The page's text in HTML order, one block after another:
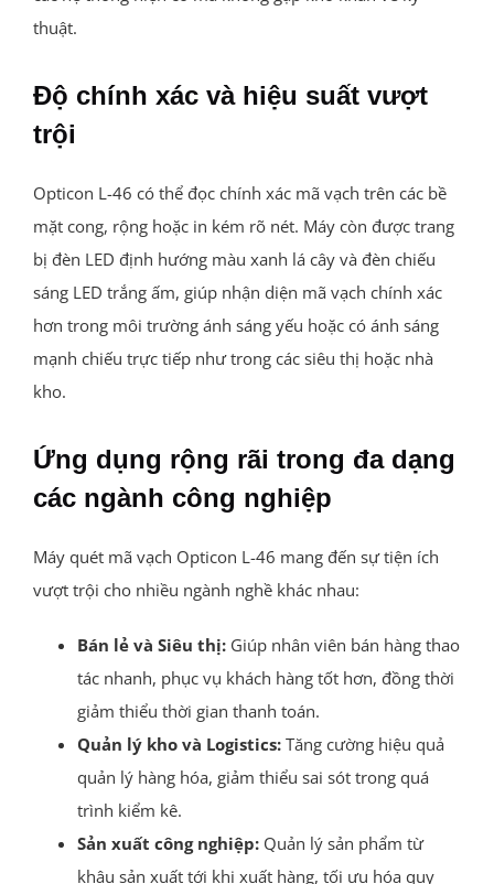
thuật.
Độ chính xác và hiệu suất vượt
trội
Opticon L-46 có thể đọc chính xác mã vạch trên các bề
mặt cong, rộng hoặc in kém rõ nét. Máy còn được trang
bị đèn LED định hướng màu xanh lá cây và đèn chiếu
sáng LED trắng ấm, giúp nhận diện mã vạch chính xác
hơn trong môi trường ánh sáng yếu hoặc có ánh sáng
mạnh chiếu trực tiếp như trong các siêu thị hoặc nhà
kho.
Ứng dụng rộng rãi trong đa dạng
các ngành công nghiệp
Máy quét mã vạch Opticon L-46 mang đến sự tiện ích
vượt trội cho nhiều ngành nghề khác nhau:
Bán lẻ và Siêu thị:Giúp nhân viên bán hàng thao
tác nhanh, phục vụ khách hàng tốt hơn, đồng thời
giảm thiểu thời gian thanh toán.
Quản lý kho và Logistics:Tăng cường hiệu quả
quản lý hàng hóa, giảm thiểu sai sót trong quá
trình kiểm kê.
Sản xuất công nghiệp:Quản lý sản phẩm từ
khâu sản xuất tới khi xuất hàng, tối ưu hóa quy